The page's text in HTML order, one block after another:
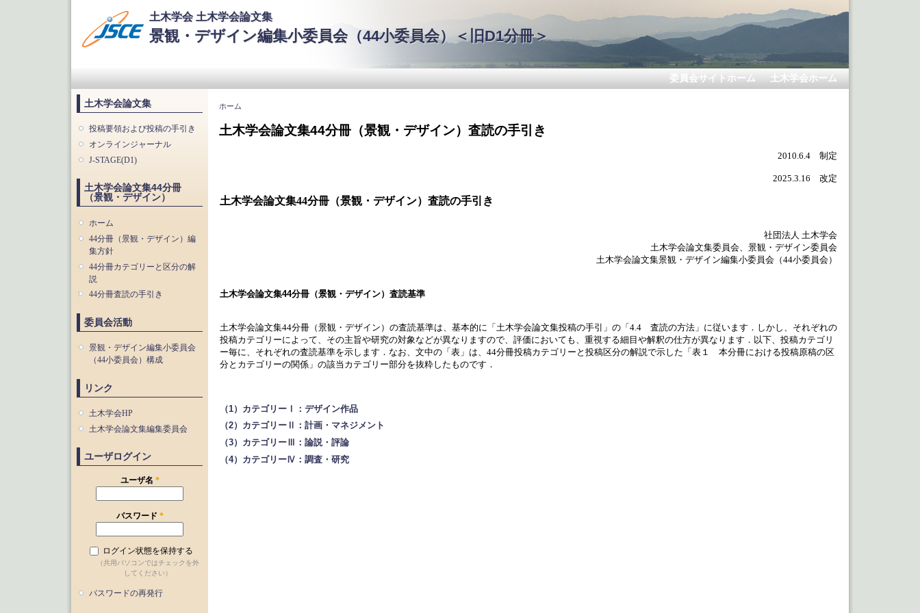
ン
移
動
土木学会 土木学会論文集
景観・デザイン編集小委員会（44小委員会）＜旧D1分冊＞
委員会サイトホーム 土木学会ホーム
土木学会論文集
投稿要領および投稿の手引き
オンラインジャーナル
J-STAGE(D1)
土木学会論文集44分冊
（景観・デザイン）
ホーム
44分冊（景観・デザイン）編
集方針
44分冊カテゴリーと区分の解
説
44分冊査読の手引き
委員会活動
景観・デザイン編集小委員会
（44小委員会）構成
リンク
土木学会HP
土木学会論文集編集委員会
ユーザログイン
ユーザ名 *
パスワード *
ログイン状態を保持する
（共用パソコンではチェックを外
してください）
パスワードの再発行
現在地
ホーム
土木学会論文集44分冊（景観・デザイン）査読の手引き
2010.6.4 制定
2025.3.16 改定
土木学会論文集44分冊（景観・デザイン）査読の手引き
社団法人 土木学会
土木学会論文集委員会、景観・デザイン委員会
土木学会論文集景観・デザイン編集小委員会（44小委員会）
土木学会論文集44分冊（景観・デザイン）査読基準
土木学会論文集44分冊（景観・デザイン）の査読基準は、基本的に「土木学会論文集投稿の手引」の「4.4 査読の方法」に従います．しかし、それぞれの
投稿カテゴリーによって、その主旨や研究の対象などが異なりますので、評価においても、重視する細目や解釈の仕方が異なります．以下、投稿カテゴリ
ー毎に、それぞれの査読基準を示します．なお、文中の「表」は、 44分冊投稿カテゴリーと投稿区分の解説で示した「表１ 本分冊における投稿原稿の区
分とカテゴリーの関係」の該当カテゴリー部分を抜粋したものです．
（1）カテゴリーⅠ：デザイン作品
（2）カテゴリーⅡ：計画・マネジメント
（3）カテゴリーⅢ：論説・評論
（4）カテゴリーⅣ：調査・研究